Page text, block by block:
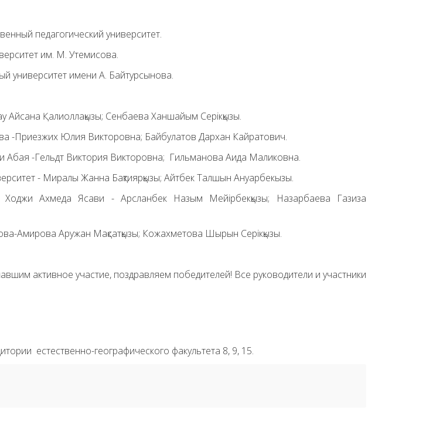
педагогический университет.
им. М. Утемисова.
университет имени А. Байтурсынова.
Айсана Қалиоллақызы; Сенбаева Ханшайым Серікқызы.
-Приезжих Юлия Викторовна; Байбулатов Дархан Кайратович.
Абая -Гельдт Виктория Викторовна; Гильманова Аида Маликовна.
- Миралы Жанна Бақтиярқызы; Айтбек Талшын Ануарбекызы.
Ахмеда Ясави - Арсланбек Назым Мейірбекқызы; Назарбаева Газиза
Амирова Аружан Мақсатқызы; Кожахметова Шырын Серікқызы.
активное участие, поздравляем победителей! Все руководители и участники
естественно-географического факультета 8, 9, 15.